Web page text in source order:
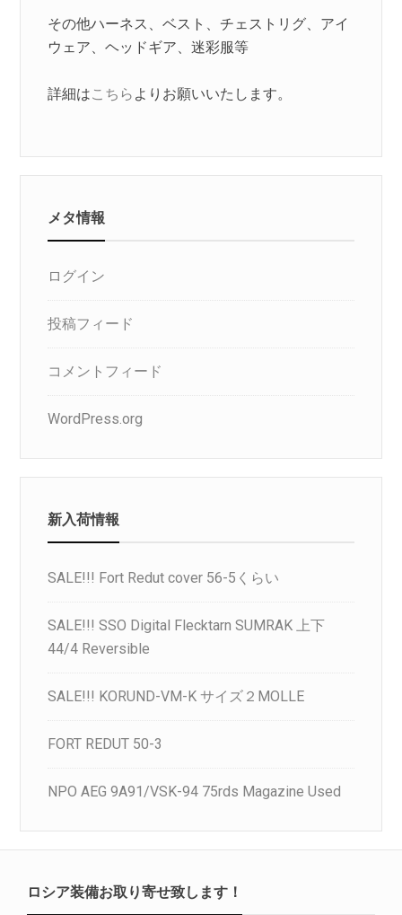
その他ハーネス、ベスト、チェストリグ、アイ
ウェア、ヘッドギア、迷彩服等
詳細はこちら よりお願いいたします。
メタ情報
ログイン
投稿フィード
コメントフィード
WordPress.org
新入荷情報
SALE!!! Fort Redut cover 56-5くらい
SALE!!! SSO Digital Flecktarn SUMRAK 上下
44/4 Reversible
SALE!!! KORUND-VM-K サイズ２MOLLE
FORT REDUT 50-3
NPO AEG 9A91/VSK-94 75rds Magazine Used
ロシア装備お取り寄せ致します！